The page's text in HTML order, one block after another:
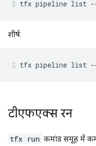
शीर्ष:
टीएफएक्स रन
tfx run कमांड समूह में